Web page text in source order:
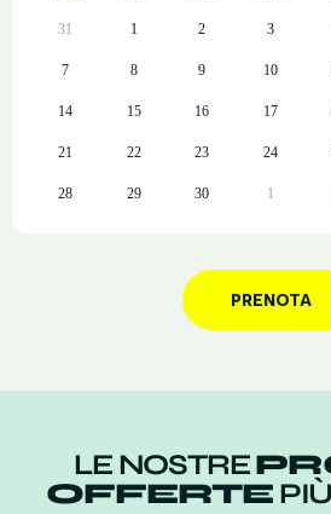
31 1 2 3
7 8 9 10
14 15 16 17
21 22 23 24
28 29 30 1
PRENOTA
LE NOSTRE
OFFERTE